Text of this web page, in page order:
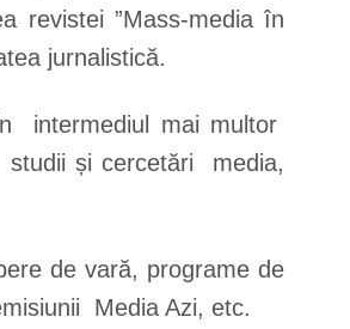
revistei ”Mass-media în
jurnalistică.
intermediul mai multor
studii și cercetări media,
de vară, programe de
Media Azi, etc.